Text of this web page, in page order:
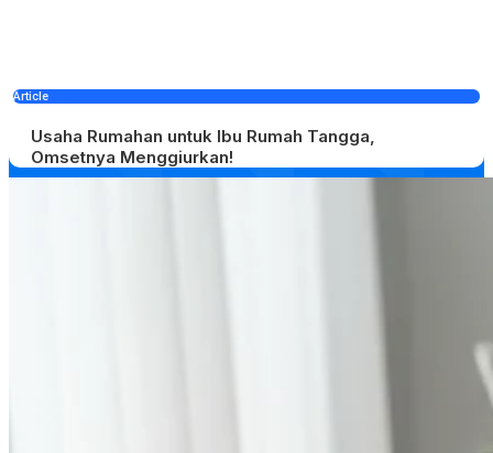
Article
Usaha Rumahan untuk Ibu Rumah Tangga,
Omsetnya Menggiurkan!